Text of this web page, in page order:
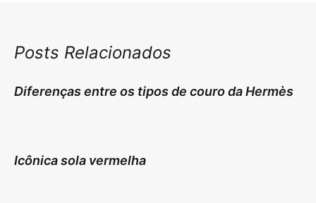
Posts Relacionados
Diferenças entre os tipos de couro da Hermès
Icônica sola vermelha